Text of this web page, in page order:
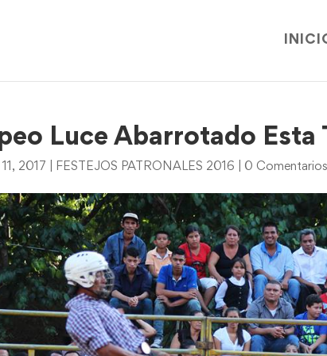
Luce Abarrotado Esta
11, 2017 FESTEJOS PATRONALES 2016 0 Comentarios